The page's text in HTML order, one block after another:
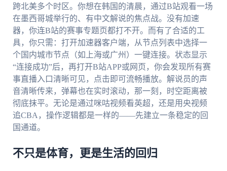
跨北美多个时区。你想在韩国的清晨，通过B站观看一场
在墨西哥城举行的、有中文解说的焦点战。没有加速
器，你连B站的赛事专题页都打不开。而有了合适的工
具，你只需：打开加速器客户端，从节点列表中选择一
个国内城市节点（如上海或广州）一键连接。状态显示
“连接成功”后，再打开B站APP或网页，你会发现所有赛
事直播入口清晰可见，点击即可流畅播放。解说员的声
音清晰传来，弹幕也在实时滚动，那一刻，时空距离被
彻底抹平。无论是通过咪咕视频看英超，还是用央视频
追CBA，操作逻辑都是一样的——先建立一条稳定的回
国通道。
不只是体育，更是生活的回归